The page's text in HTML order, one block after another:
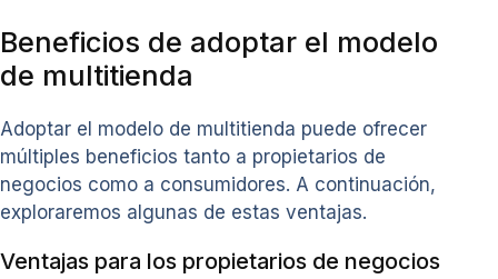
Beneficios de adoptar el modelo
de multitienda
Adoptar el modelo de multitienda puede ofrecer
múltiples beneficios tanto a propietarios de
negocios como a consumidores. A continuación,
exploraremos algunas de estas ventajas.
Ventajas para los propietarios de negocios